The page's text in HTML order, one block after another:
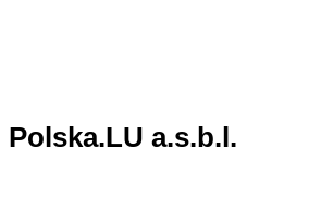
Polska.LU a.s.b.l.